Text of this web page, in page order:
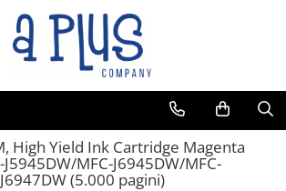
High Yield Ink Cartridge Magenta
MFC-J6945DW/MFC-
J6947DW (5.000 pagini)